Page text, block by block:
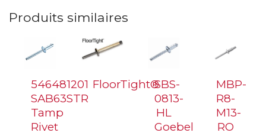
Produits similaires
546481201
SAB63STR
Tamp
Rivet
FloorTight®SBS-
0813-
HL
Goebel
MBP-
R8-
M13-
RO